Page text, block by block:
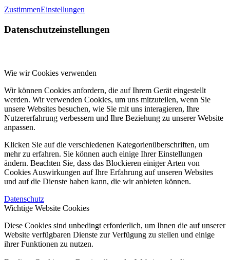
ZustimmenEinstellungen
Datenschutzeinstellungen
Wie wir Cookies verwenden
Wir können Cookies anfordern, die auf Ihrem Gerät eingestellt
werden. Wir verwenden Cookies, um uns mitzuteilen, wenn Sie
unsere Websites besuchen, wie Sie mit uns interagieren, Ihre
Nutzererfahrung verbessern und Ihre Beziehung zu unserer Website
anpassen.
Klicken Sie auf die verschiedenen Kategorienüberschriften, um
mehr zu erfahren. Sie können auch einige Ihrer Einstellungen
ändern. Beachten Sie, dass das Blockieren einiger Arten von
Cookies Auswirkungen auf Ihre Erfahrung auf unseren Websites
und auf die Dienste haben kann, die wir anbieten können.
Datenschutz
Wichtige Website Cookies
Diese Cookies sind unbedingt erforderlich, um Ihnen die auf unserer
Website verfügbaren Dienste zur Verfügung zu stellen und einige
ihrer Funktionen zu nutzen.